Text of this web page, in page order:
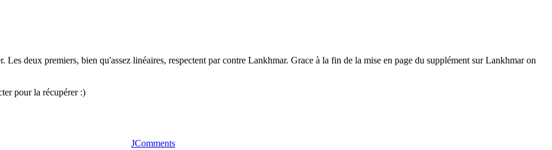
Les deux premiers, bien qu'assez linéaires, respectent par contre Lankhmar. Grace à la fin de la mise en page du supplément sur Lankhmar on
pour la récupérer :)
JComments